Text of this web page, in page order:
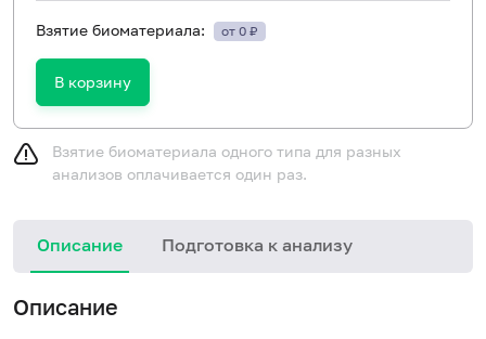
Взятие биоматериала: от 0 ₽
В корзину
Взятие биоматериала одного типа для разных
анализов оплачивается один раз.
Описание Подготовка к анализу
Описание